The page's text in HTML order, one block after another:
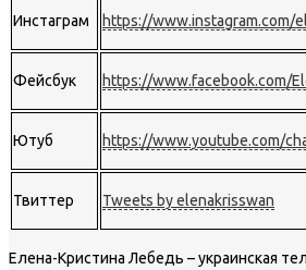
Инстаграм https://www.instagram.com/
Фейсбук https://www.facebook.com/
Ютуб https://www.youtube.com/
Твиттер Tweets by elenakrisswan
Елена-Кристина Лебедь – украинская